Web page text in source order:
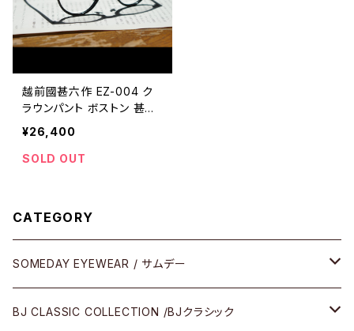
越前國甚六作 EZ-004 ク
ラウンパント ボストン 甚六
作
¥26,400
SOLD OUT
CATEGORY
SOMEDAY EYEWEAR / サムデー
メガネ
BJ CLASSIC COLLECTION /BJクラシック